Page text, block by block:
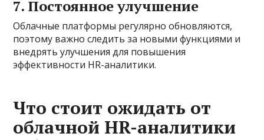
7. Постоянное улучшение
Облачные платформы регулярно обновляются,
поэтому важно следить за новыми функциями и
внедрять улучшения для повышения
эффективности HR-аналитики.
Что стоит ожидать от
облачной HR-аналитики